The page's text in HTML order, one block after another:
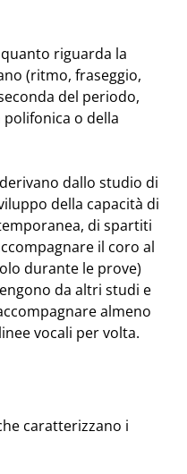
riguarda la
(ritmo, fraseggio,
del periodo,
polifonica o della
dallo studio di
della capacità di
di spartiti
il coro al
durante le prove)
da altri studi e
almeno
vocali per volta.
caratterizzano i